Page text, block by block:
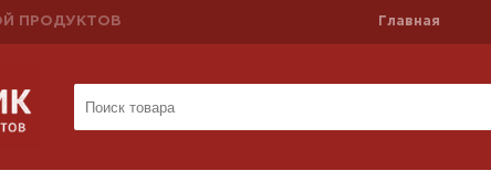
ПРОДУКТОВ Главная